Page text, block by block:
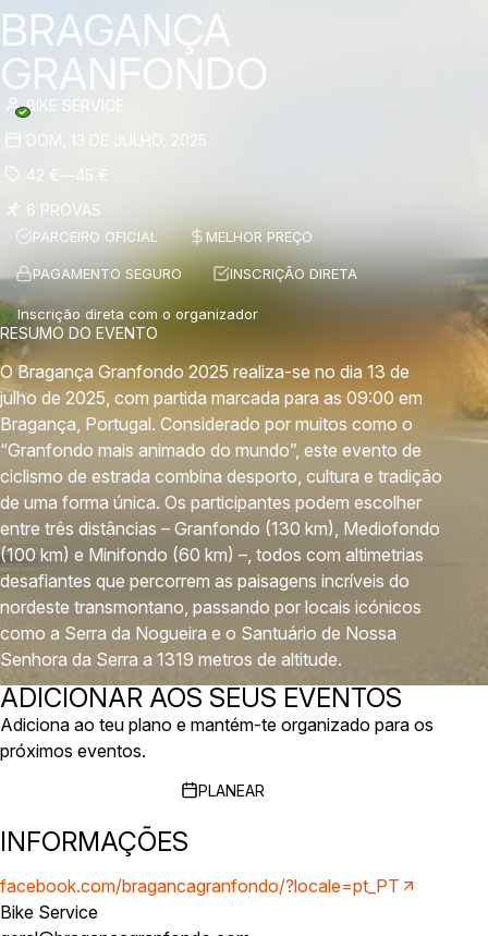
BRAGANÇA
GRANFONDO
BIKE SERVICE
DOM, 13 DE JULHO, 2025
42 €—45 €
6 PROVAS
PARCEIRO OFICIAL MELHOR PREÇO
PAGAMENTO SEGURO INSCRIÇÃO DIRETA
Inscrição direta com o organizador
RESUMO DO EVENTO
O Bragança Granfondo 2025 realiza-se no dia 13 de
julho de 2025, com partida marcada para as 09:00 em
Bragança, Portugal. Considerado por muitos como o
“Granfondo mais animado do mundo”, este evento de
ciclismo de estrada combina desporto, cultura e tradição
de uma forma única. Os participantes podem escolher
entre três distâncias – Granfondo (130 km), Mediofondo
(100 km) e Minifondo (60 km) –, todos com altimetrias
desafiantes que percorrem as paisagens incríveis do
nordeste transmontano, passando por locais icónicos
como a Serra da Nogueira e o Santuário de Nossa
Senhora da Serra a 1319 metros de altitude.
ADICIONAR AOS SEUS EVENTOS
Adiciona ao teu plano e mantém-te organizado para os
próximos eventos.
PLANEAR
INFORMAÇÕES
facebook.com/bragancagranfondo/?locale=pt_PT
Bike Service